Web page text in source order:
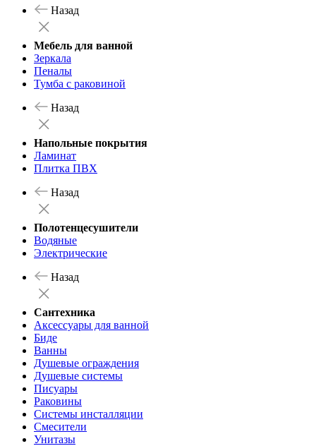
Назад
Мебель для ванной
Зеркала
Пеналы
Тумба с раковиной
Назад
Напольные покрытия
Ламинат
Плитка ПВХ
Назад
Полотенцесушители
Водяные
Электрические
Назад
Сантехника
Аксессуары для ванной
Биде
Ванны
Душевые ограждения
Душевые системы
Писуары
Раковины
Системы инсталляции
Смесители
Унитазы